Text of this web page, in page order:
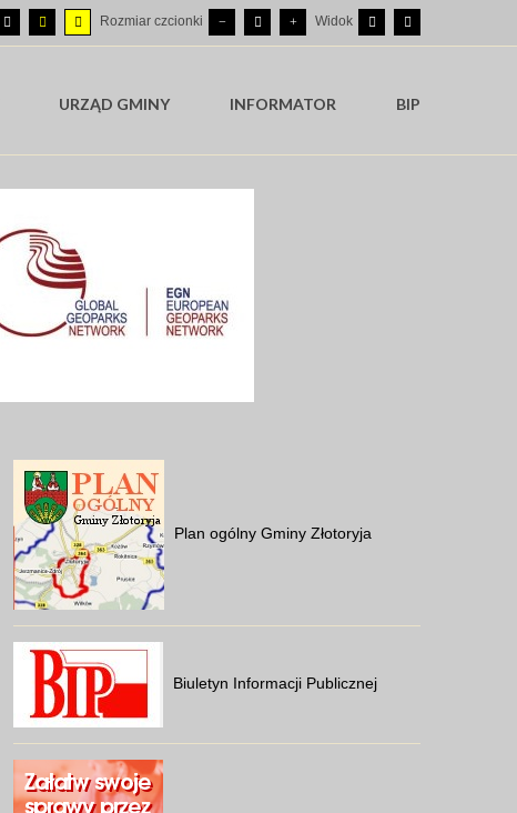
Rozmiar czcionki Widok
URZĄD GMINY INFORMATOR BIP
Plan ogólny Gminy Złotoryja
Biuletyn Informacji Publicznej